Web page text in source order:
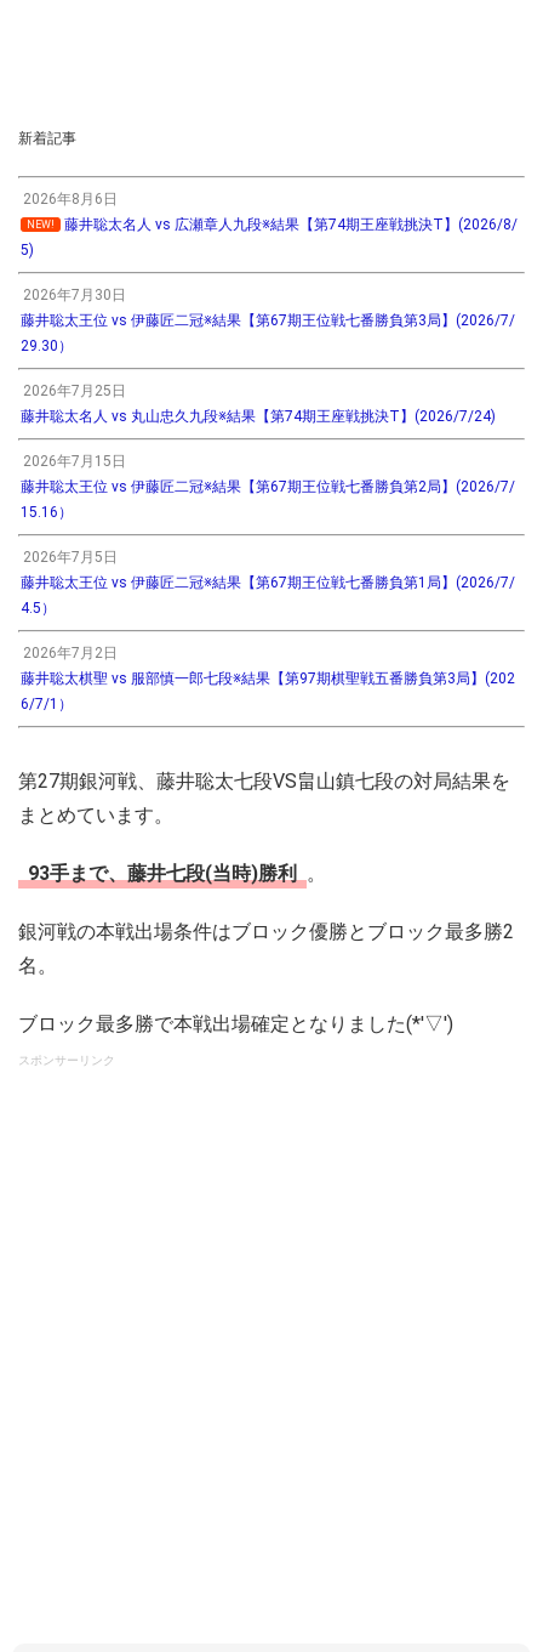
新着記事
2026年8月6日
NEW!
藤井聡太名人 vs 広瀬章人九段※結果【第74期王座戦挑決T】(2026/8/
5)
2026年7月30日
藤井聡太王位 vs 伊藤匠二冠※結果【第67期王位戦七番勝負第3局】(2026/7/
29.30）
2026年7月25日
藤井聡太名人 vs 丸山忠久九段※結果【第74期王座戦挑決T】(2026/7/24)
2026年7月15日
藤井聡太王位 vs 伊藤匠二冠※結果【第67期王位戦七番勝負第2局】(2026/7/
15.16）
2026年7月5日
藤井聡太王位 vs 伊藤匠二冠※結果【第67期王位戦七番勝負第1局】(2026/7/
4.5）
2026年7月2日
藤井聡太棋聖 vs 服部慎一郎七段※結果【第97期棋聖戦五番勝負第3局】(202
6/7/1）
第27期銀河戦、藤井聡太七段VS畠山鎮七段の対局結果を
まとめています。
93手まで、藤井七段(当時)勝利 。
銀河戦の本戦出場条件はブロック優勝とブロック最多勝2
名。
ブロック最多勝で本戦出場確定となりました(*'▽')
スポンサーリンク